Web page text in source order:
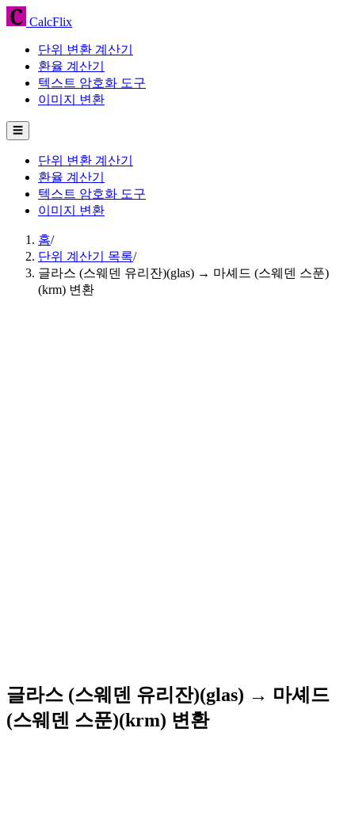
CalcFlix
단위 변환 계산기
환율 계산기
텍스트 암호화 도구
이미지 변환
☰
단위 변환 계산기
환율 계산기
텍스트 암호화 도구
이미지 변환
홈/
단위 계산기 목록/
글라스 (스웨덴 유리잔)(glas) → 마셰드 (스웨덴 스푼)
(krm) 변환
글라스 (스웨덴 유리잔)(glas) → 마셰드
(스웨덴 스푼)(krm) 변환